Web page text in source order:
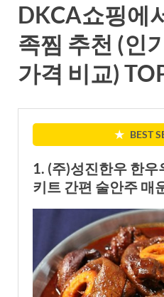
DKCA쇼핑에
족찜 추천 (인
가격 비교)
★ BEST
1. (주)성진한우 한
키트 간편 술안주 매